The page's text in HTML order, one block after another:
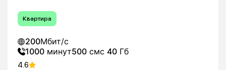
Квартира
200Мбит/с
1000 минут500 смс 40 Гб
4.6